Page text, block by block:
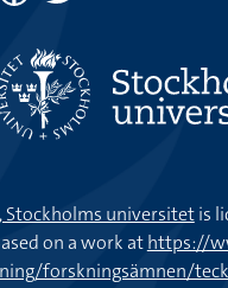
universitetis
on a work athttps://
forskningsämnen/